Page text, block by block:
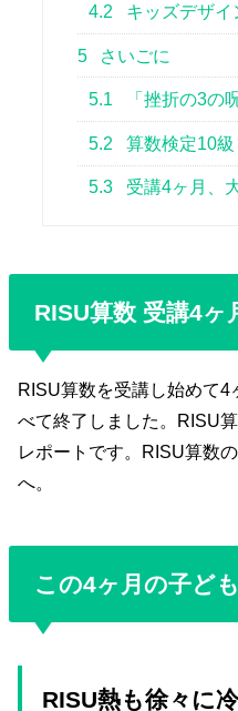
4.2 キッズデザイ
5 さいごに
5.1 「挫折の3の
5.2 算数検定10
5.3 受講4ヶ月、
RISU算数 受講4ヶ
RISU算数を受講し始めて
べて終了しました。RISU
レポートです。RISU算数
へ。
この4ヶ月の子ど
RISU熱も徐々に